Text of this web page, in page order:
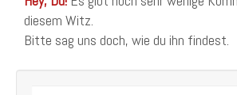
diesem Witz.
Bitte sag uns doch, wie du ihn findest.